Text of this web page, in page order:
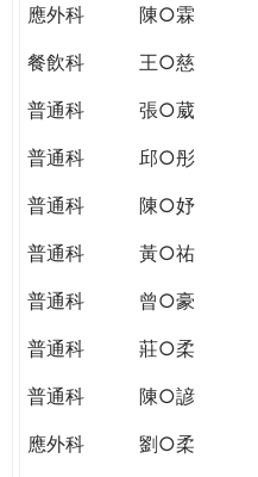
應外科
陳○霖
餐飲科
王○慈
普通科
張○葳
普通科
邱○彤
普通科
陳○妤
普通科
黃○祐
普通科
曾○豪
普通科
莊○柔
普通科
陳○諺
應外科
劉○柔